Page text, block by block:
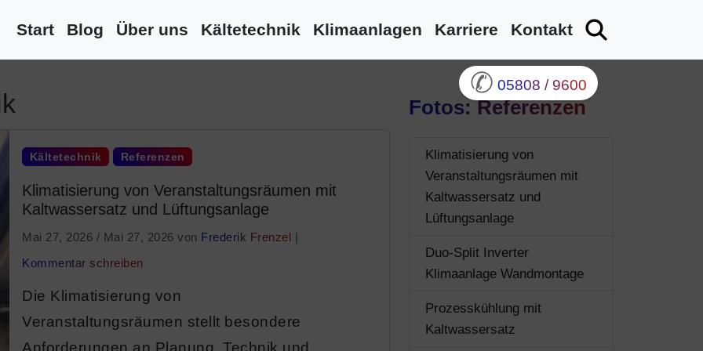
Start Blog Über uns Kältetechnik Klimaanlagen Karriere Kontakt
✆ 05808 / 9600
Kältetechnik Referenzen
Klimatisierung von Veranstaltungsräumen mit
Kaltwassersatz und Lüftungsanlage
Mai 27, 2026 / Mai 27, 2026 von Frederik Frenzel |
Kommentar schreiben
Die Klimatisierung von
Veranstaltungsräumen stellt besondere
Anforderungen an Planung, Technik und
Fotos: Referenzen
Klimatisierung von
Veranstaltungsräumen mit
Kaltwassersatz und
Lüftungsanlage
Duo-Split Inverter
Klimaanlage Wandmontage
Prozesskühlung mit
Kaltwassersatz